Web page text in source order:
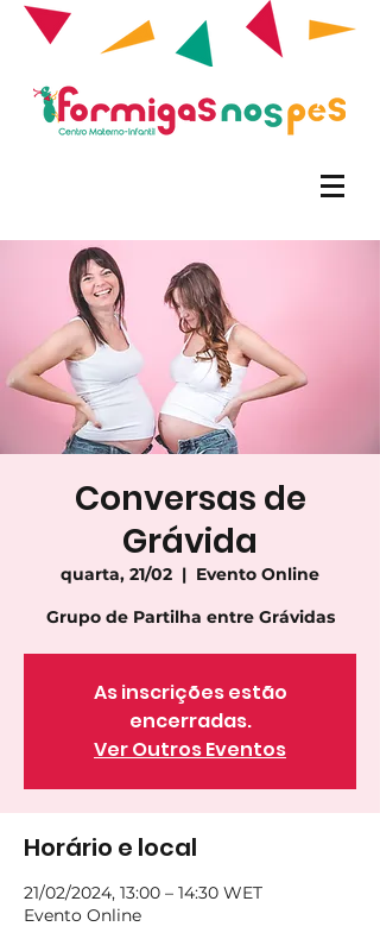
Conversas de
Grávida
quarta, 21/02
  |
Evento Online
Grupo de Partilha entre Grávidas
As inscrições estão
encerradas.
Ver Outros Eventos
Horário e local
21/02/2024, 13:00 – 14:30 WET
Evento Online